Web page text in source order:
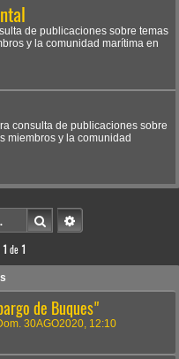
de publicaciones sobre temas
y la comunidad marítima en
consulta de publicaciones sobre
miembros y la comunidad
BuscarBúsqueda avanzada
1 de 1
de Buques"
30AGO2020, 12:10